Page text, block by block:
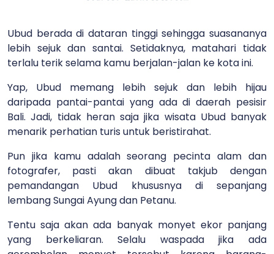
Ubud berada di dataran tinggi sehingga suasananya
lebih sejuk dan santai. Setidaknya, matahari tidak
terlalu terik selama kamu berjalan-jalan ke kota ini.
Yap, Ubud memang lebih sejuk dan lebih hijau
daripada pantai-pantai yang ada di daerah pesisir
Bali. Jadi, tidak heran saja jika wisata Ubud banyak
menarik perhatian turis untuk beristirahat.
Pun jika kamu adalah seorang pecinta alam dan
fotografer, pasti akan dibuat takjub dengan
pemandangan Ubud khususnya di sepanjang
lembang Sungai Ayung dan Petanu.
Tentu saja akan ada banyak monyet ekor panjang
yang berkeliaran. Selalu waspada jika ada